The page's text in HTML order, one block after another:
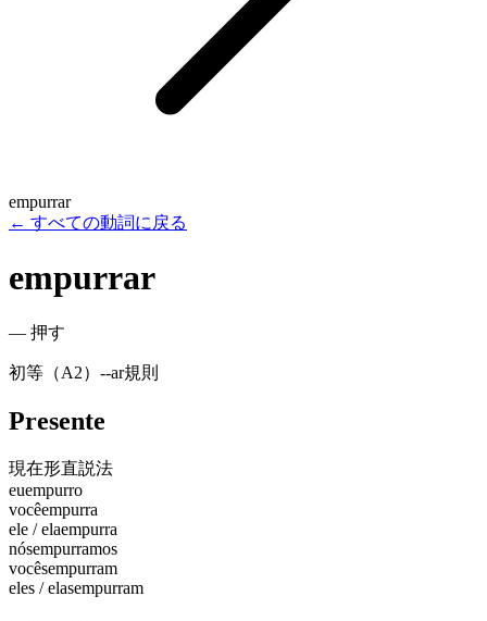
empurrar
← すべての動詞に戻る
empurrar
— 押す
初等（A2） --ar規則
Presente
現在形直説法
euempurro
vocêempurra
ele / elaempurra
nósempurramos
vocêsempurram
eles / elasempurram